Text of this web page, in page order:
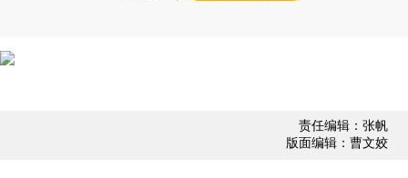
责任编辑：张帆
版面编辑：曹文姣